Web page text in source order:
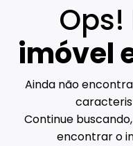
Ops!
imóvel
Ainda não
Continue
encontrar o